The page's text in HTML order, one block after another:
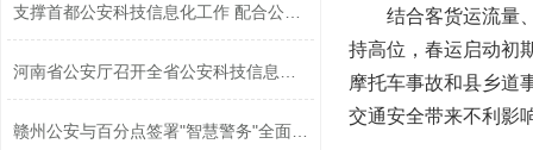
结合客货运流量
持高位，春运启动初
摩托车事故和县乡道
交通安全带来不利影